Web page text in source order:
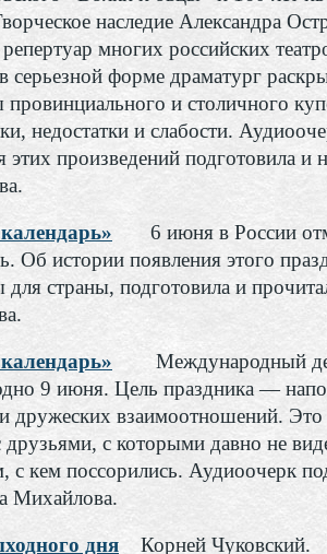
наследие Александра
многих российских
серьезной форме драматург
и столичного
недостатки и слабости.
этих произведений подготовила и
6 июня в России
Об истории появления этого
для страны, подготовила и
Международный
9 июня. Цель праздника —
дружеских взаимоотношений. Это
друзьями, с которыми давно не
с кем поссорились. Аудиоочерк
Михайлова.
дня Корней Чуковский.